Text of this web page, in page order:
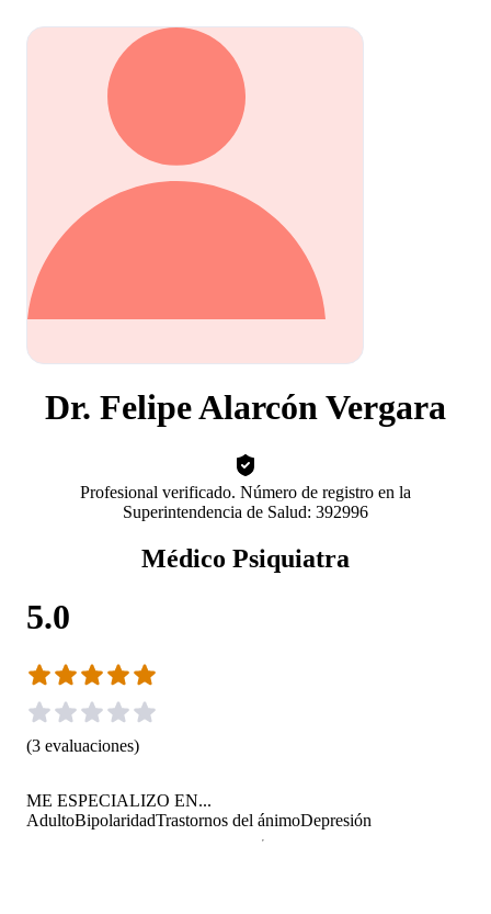
Dr. Felipe Alarcón Vergara
Profesional verificado. Número de registro en la
Superintendencia de Salud: 392996
Médico Psiquiatra
5.0
(3 evaluaciones)
ME ESPECIALIZO EN...
AdultoBipolaridadTrastornos del ánimoDepresión